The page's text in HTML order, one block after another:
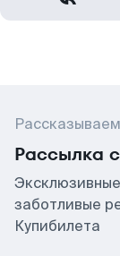
Рассылка
заботливые
Купибилета